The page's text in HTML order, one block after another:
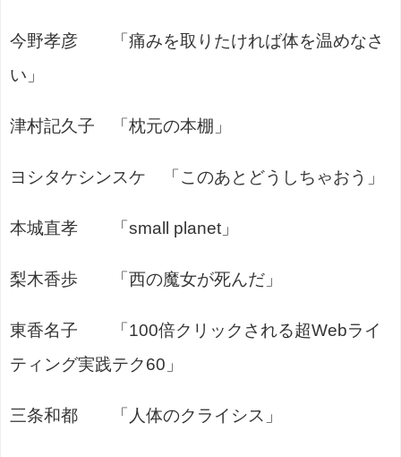
今野孝彦 「痛みを取りたければ体を温めなさ
い」
津村記久子 「枕元の本棚」
ヨシタケシンスケ 「このあとどうしちゃおう」
本城直孝 「small planet」
梨木香歩 「西の魔女が死んだ」
東香名子 「100倍クリックされる超Webライ
ティング実践テク60」
三条和都 「人体のクライシス」